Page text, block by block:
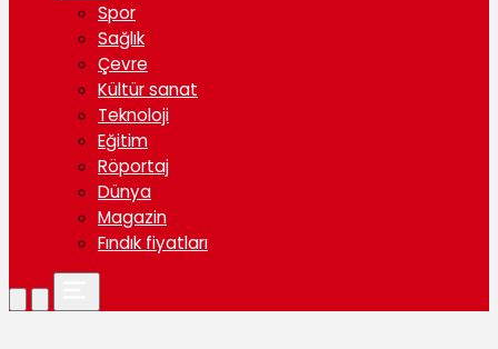
Spor
Sağlık
Çevre
Kültür sanat
Teknoloji
Eğitim
Röportaj
Dünya
Magazin
Fındık fiyatları